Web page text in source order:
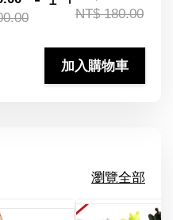
NT$ 180.00
加入購物車
瀏覽全部